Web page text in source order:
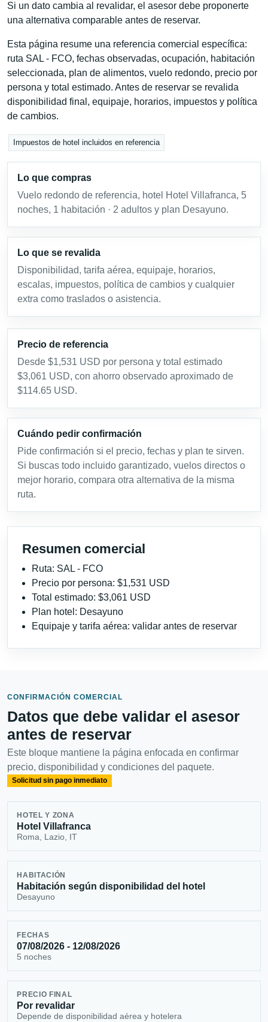
Si un dato cambia al revalidar, el asesor debe proponerte
una alternativa comparable antes de reservar.
Esta página resume una referencia comercial específica:
ruta SAL - FCO, fechas observadas, ocupación, habitación
seleccionada, plan de alimentos, vuelo redondo, precio por
persona y total estimado. Antes de reservar se revalida
disponibilidad final, equipaje, horarios, impuestos y política
de cambios.
Impuestos de hotel incluidos en referencia
Lo que compras
Vuelo redondo de referencia, hotel Hotel Villafranca, 5
noches, 1 habitación · 2 adultos y plan Desayuno.
Lo que se revalida
Disponibilidad, tarifa aérea, equipaje, horarios,
escalas, impuestos, política de cambios y cualquier
extra como traslados o asistencia.
Precio de referencia
Desde $1,531 USD por persona y total estimado
$3,061 USD, con ahorro observado aproximado de
$114.65 USD.
Cuándo pedir confirmación
Pide confirmación si el precio, fechas y plan te sirven.
Si buscas todo incluido garantizado, vuelos directos o
mejor horario, compara otra alternativa de la misma
ruta.
Resumen comercial
Ruta: SAL - FCO
Precio por persona: $1,531 USD
Total estimado: $3,061 USD
Plan hotel: Desayuno
Equipaje y tarifa aérea: validar antes de reservar
CONFIRMACIÓN COMERCIAL
Datos que debe validar el asesor
antes de reservar
Este bloque mantiene la página enfocada en confirmar
precio, disponibilidad y condiciones del paquete.
Solicitud sin pago inmediato
HOTEL Y ZONA
Hotel Villafranca
Roma, Lazio, IT
HABITACIÓN
Habitación según disponibilidad del hotel
Desayuno
FECHAS
07/08/2026 - 12/08/2026
5 noches
PRECIO FINAL
Por revalidar
Depende de disponibilidad aérea y hotelera